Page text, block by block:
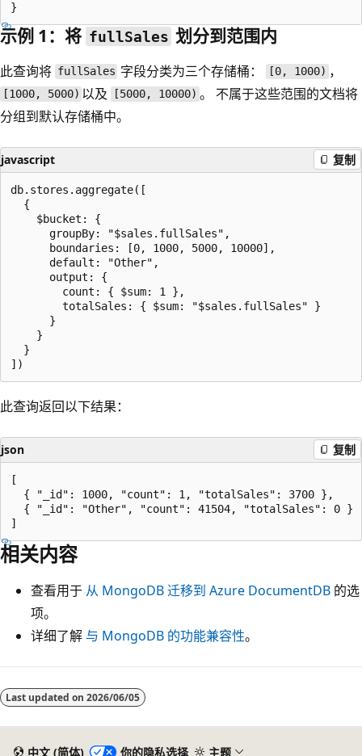
示例 1：将 fullSales 划分到范围内
此查询将 fullSales 字段分类为三个存储桶： [0, 1000) ，
[1000, 5000) 以及 [5000, 10000) 。 不属于这些范围的文档将
分组到默认存储桶中。
javascript 复制
db.stores.aggregate([
  {
    $bucket: {
      groupBy: "$sales.fullSales",
      boundaries: [0, 1000, 5000, 10000],
      default: "Other",
      output: {
        count: { $sum: 1 },
        totalSales: { $sum: "$sales.fullSales" }
      }
    }
  }
此查询返回以下结果：
json 复制
[
  { "_id": 1000, "count": 1, "totalSales": 3700 },
  { "_id": "Other", "count": 41504, "totalSales": 0 }
相关内容
查看用于 从 MongoDB 迁移到 Azure DocumentDB 的选
项。
详细了解 与 MongoDB 的功能兼容性。
Last updated on 2026/06/05
中文 (简体) 你的隐私选择 主题